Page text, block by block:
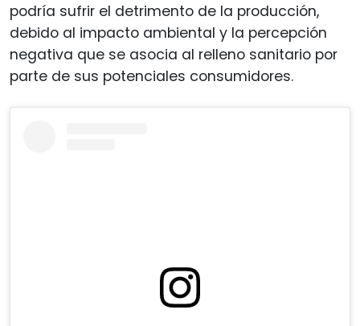
podría sufrir el detrimento de la producción,
debido al impacto ambiental y la percepción
negativa que se asocia al relleno sanitario por
parte de sus potenciales consumidores.